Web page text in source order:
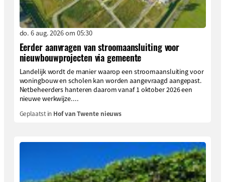
do. 6 aug. 2026 om 05:30
Eerder aanvragen van stroomaansluiting voor
nieuwbouwprojecten via gemeente
Landelijk wordt de manier waarop een stroomaansluiting voor
woningbouw en scholen kan worden aangevraagd aangepast.
Netbeheerders hanteren daarom vanaf 1 oktober 2026 een
nieuwe werkwijze....
Geplaatst in Hof van Twente nieuws